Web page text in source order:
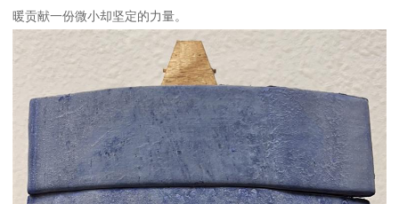
暖贡献一份微小却坚定的力量。